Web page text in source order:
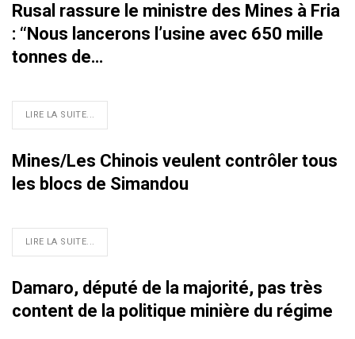
Rusal rassure le ministre des Mines à Fria
: ‘‘Nous lancerons l’usine avec 650 mille
tonnes de…
LIRE LA SUITE...
Mines/Les Chinois veulent contrôler tous
les blocs de Simandou
LIRE LA SUITE...
Damaro, député de la majorité, pas très
content de la politique minière du régime